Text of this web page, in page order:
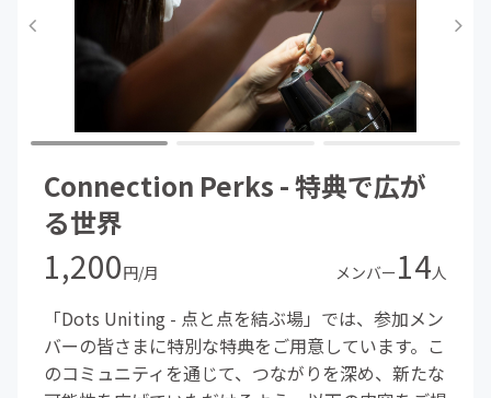
Connection Perks - 特典で広が
る世界
1,200円/月 メンバー14人
「Dots Uniting - 点と点を結ぶ場」では、参加メン
バーの皆さまに特別な特典をご用意しています。こ
のコミュニティを通じて、つながりを深め、新たな